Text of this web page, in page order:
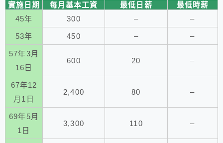
實施日期 每月基本工資 最低日薪
最低時薪
45年
300 – –
53年 450 – –
57年3月
16日
600 20 –
67年12
月1日
2,400 80 –
69年5月
1日
3,300 110 –